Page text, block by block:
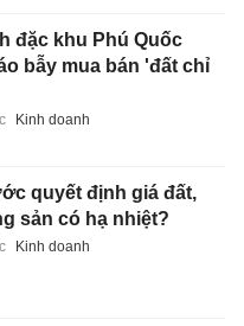
đặc khu Phú Quốc
bẫy mua bán 'đất chỉ
Kinh doanh
quyết định giá đất,
sản có hạ nhiệt?
Kinh doanh